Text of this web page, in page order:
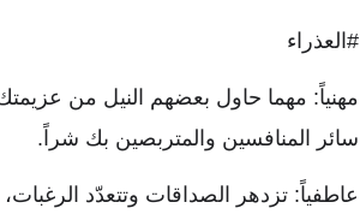
#العذراء
مهنياً: مهما حاول بعضهم النيل من عزيمتك
سائر المنافسين والمتربصين بك شراً.
عاطفياً: تزدهر الصداقات وتتعدّد